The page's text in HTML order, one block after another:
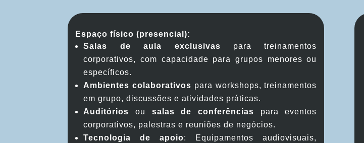
Espaço físico (presencial):
Salas de aula exclusivas para treinamentos
corporativos, com capacidade para grupos menores ou
específicos.
Ambientes colaborativos para workshops, treinamentos
em grupo, discussões e atividades práticas.
Auditórios ou salas de conferências para eventos
corporativos, palestras e reuniões de negócios.
Tecnologia de apoio: Equipamentos audiovisuais,